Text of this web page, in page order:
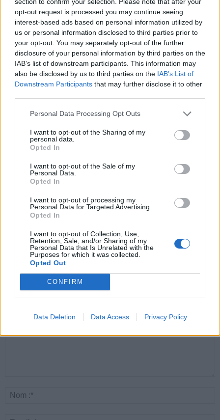
opt-out request is processed you may continue seeing
interest-based ads based on personal information utilized by
us or personal information disclosed to third parties prior to
your opt-out. You may separately opt-out of the further
disclosure of your personal information by third parties on the
IAB’s list of downstream participants. This information may
also be disclosed by us to third parties on the IAB’s List of
Downstream Participants that may further disclose it to other
Personal Data Processing Opt Outs
I want to opt-out of the Sharing of my
personal data.
Opted In
I want to opt-out of the Sale of my
Personal Data.
Opted In
I want to opt-out of processing my
Personal Data for Targeted Advertising.
Opted In
I want to opt-out of Collection, Use,
Retention, Sale, and/or Sharing of my
Personal Data that Is Unrelated with the
Purposes for which it was collected.
Opted Out
CONFIRM
Data Deletion Data Access Privacy Policy
Article précédent
Le secret minceur simple
de Faustine Bollaert
dévoilé
Article suivant
Découvrez le label Bleu-
Blanc-Cœur, l’alliance
gagnante pour votre
cardiologues pour
éviter le danger
lunettes de sécurité
LAISSER UN COMMENTAIRE